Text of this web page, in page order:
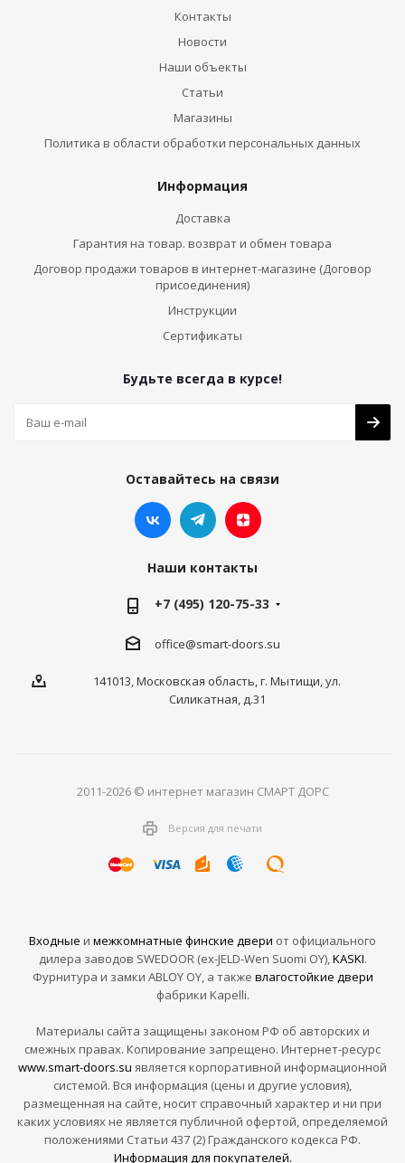
Контакты
Новости
Наши объекты
Статьи
Магазины
Политика в области обработки персональных данных
Информация
Доставка
Гарантия на товар. возврат и обмен товара
Договор продажи товаров в интернет-магазине (Договор
присоединения)
Инструкции
Сертификаты
Будьте всегда в курсе!
Оставайтесь на связи
Наши контакты
+7 (495) 120-75-33
office@smart-doors.su
141013, Московская область, г. Мытищи, ул.
Силикатная, д.31
2011-2026 © интернет магазин СМАРТ ДОРС
Версия для печати
Входные и межкомнатные финские двери от официального
дилера заводов SWEDOOR (ex-JELD-Wen Suomi OY),KASKI.
Фурнитура и замки ABLOY OY, а также влагостойкие двери
фабрики Kapelli.
Материалы сайта защищены законом РФ об авторских и
смежных правах. Копирование запрещено. Интернет-ресурс
www.smart-doors.su является корпоративной информационной
системой. Вся информация (цены и другие условия),
размещенная на сайте, носит справочный характер и ни при
каких условиях не является публичной офертой, определяемой
положениями Статьи 437 (2) Гражданского кодекса РФ.
Информация для покупателей.